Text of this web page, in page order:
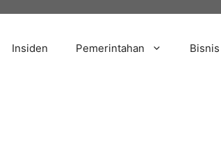
Insiden Pemerintahan Bisnis